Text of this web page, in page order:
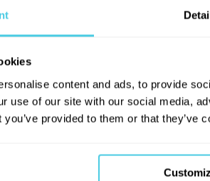
content and ads, to provide
use of our site with our social media,
you’ve provided to them or that they’ve
0x
0 x
0 x